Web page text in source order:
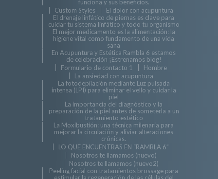
funciona y sus beneficios.
Custom Styles
El dolor con acupuntura
El drenaje linfático de piernas es clave para
cuidar tu sistema linfático y todo tu organismo
El mejor medicamento es la alimentación: la
higiene vital como fundamento de una vida
sana
En Acupuntura y Estética Rambla 6 estamos
de celebración ¡Estrenamos blog!
Formulario de contacto 1
Hombre
La ansiedad con acupuntura
La fotodepilación mediante Luz pulsada
intensa (LPI) para eliminar el vello y cuidar la
piel
La importancia del diagnóstico y la
preparación de la piel antes de someterla a un
tratamiento estético
La Moxibustión: una técnica milenaria para
mejorar la circulación y aliviar alteraciones
crónicas.
LO QUE ENCUENTRAS EN “RAMBLA 6”
Nosotros te llamamos (nuevo)
Nosotros te llamamos (nuevo2)
Peeling facial con tratamientos brossage para